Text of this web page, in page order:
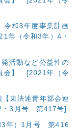
和3年度事業計画
年（令和3年）4・
活動など公益性の
】
[2021年（令
東法連青年部会連
・3月号 第417号]
3年）1月号 第416